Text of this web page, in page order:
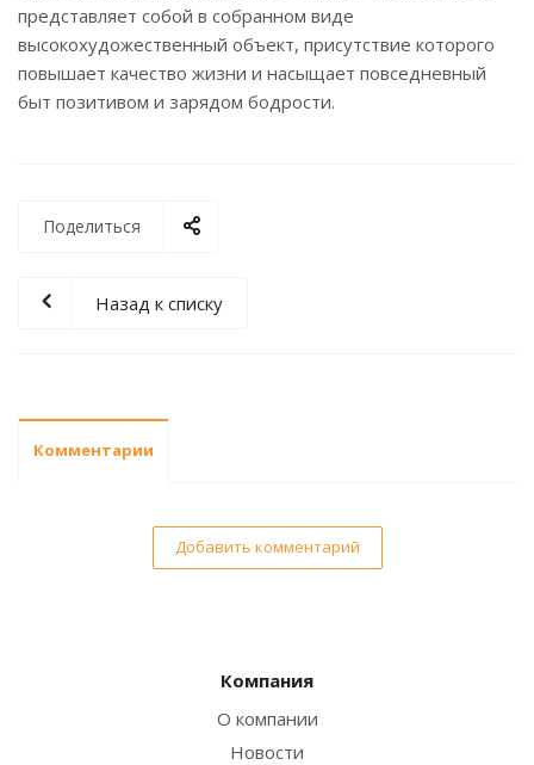
представляет собой в собранном виде
высокохудожественный объект, присутствие которого
повышает качество жизни и насыщает повседневный
быт позитивом и зарядом бодрости.
Поделиться
Назад к списку
Комментарии
Добавить комментарий
Компания
О компании
Новости